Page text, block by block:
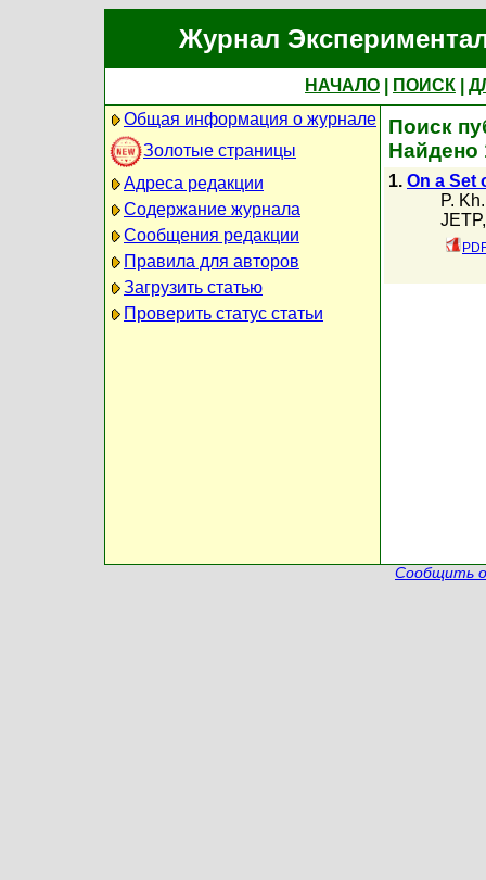
Журнал
НАЧАЛО ПОИСК
Общая информация о журнале
Золотые страницы
Адреса редакции
Содержание журнала
Сообщения редакции
Правила для авторов
Загрузить статью
Проверить статус статьи
Поиск
Найдено
1. On a Set
P.
Сообщить о